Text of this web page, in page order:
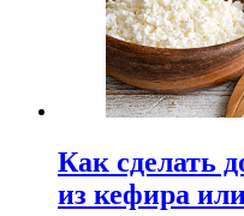
Как сделать
из кефира